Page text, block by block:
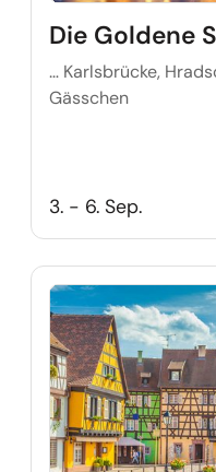
Die Goldene
… Karlsbrücke,
Gässchen
3. - 6. Sep.